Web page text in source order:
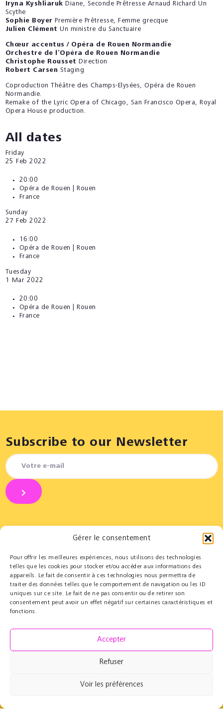
Gérer le consentement
Pour offrir les meilleures expériences, nous utilisons des technologies
telles que les cookies pour stocker et/ou accéder aux informations des
appareils. Le fait de consentir à ces technologies nous permettra de
traiter des données telles que le comportement de navigation ou les ID
uniques sur ce site. Le fait de ne pas consentir ou de retirer son
consentement peut avoir un effet négatif sur certaines caractéristiques et
fonctions.
Accepter
Refuser
Voir les préférences
Iryna Kyshliaruk Diane, Seconde Prêtresse Arnaud Richard Un
Scythe
Sophie Boyer Première Prêtresse, Femme grecque
Julien Clément Un ministre du Sanctuaire
Chœur accentus / Opéra de Rouen Normandie
Orchestre de l’Opéra de Rouen Normandie
Christophe Rousset Direction
Robert Carsen Staging
Coproduction Théâtre des Champs-Elysées, Opéra de Rouen
Normandie.
Remake of the Lyric Opera of Chicago, San Francisco Opera, Royal
Opera House production.
All dates
Friday
25 Feb 2022
20:00
Opéra de Rouen | Rouen
France
Sunday
27 Feb 2022
16:00
Opéra de Rouen | Rouen
France
Tuesday
1 Mar 2022
20:00
Opéra de Rouen | Rouen
France
Subscribe to our Newsletter
Partners
Le Cercle des Mécènes
Supporting us
Educational
Educational residencies
t@lenschool
Health & music
Resources
Contact